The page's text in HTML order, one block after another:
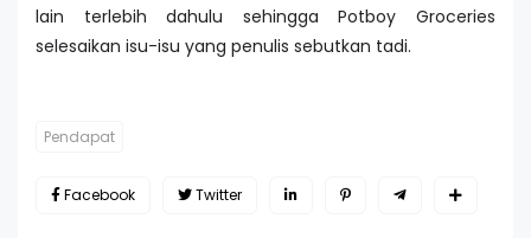
lain terlebih dahulu sehingga Potboy Groceries
selesaikan isu-isu yang penulis sebutkan tadi.
Pendapat
Facebook Twitter